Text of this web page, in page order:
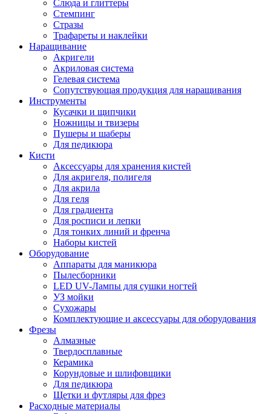
Слюда и глиттеры
Стемпинг
Стразы
Трафареты и наклейки
Наращивание
Акригели
Акриловая система
Гелевая система
Сопутствующая продукция для наращивания
Инструменты
Кусачки и щипчики
Ножницы и твизеры
Пушеры и шаберы
Для педикюра
Кисти
Аксессуары для хранения кистей
Для акригеля, полигеля
Для акрила
Для геля
Для градиента
Для росписи и лепки
Для тонких линий и френча
Наборы кистей
Оборудование
Аппараты для маникюра
Пылесборники
LED UV-Лампы для сушки ногтей
УЗ мойки
Сухожары
Комплектующие и аксессуары для оборудования
Фрезы
Алмазные
Твердосплавные
Керамика
Корундовые и шлифовщики
Для педикюра
Щетки и футляры для фрез
Расходные материалы